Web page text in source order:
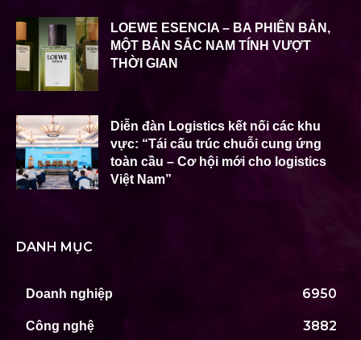
LOEWE ESENCIA – BA PHIÊN BẢN,
MỘT BẢN SẮC NAM TÍNH VƯỢT
THỜI GIAN
Diễn đàn Logistics kết nối các khu
vực: “Tái cấu trúc chuỗi cung ứng
toàn cầu – Cơ hội mới cho logistics
Việt Nam”
DANH MỤC
Doanh nghiệp 6950
Công nghệ 3882